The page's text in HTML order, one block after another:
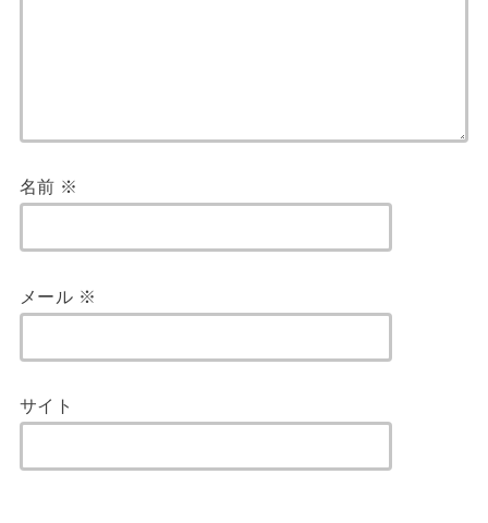
名前 ※
メール ※
サイト